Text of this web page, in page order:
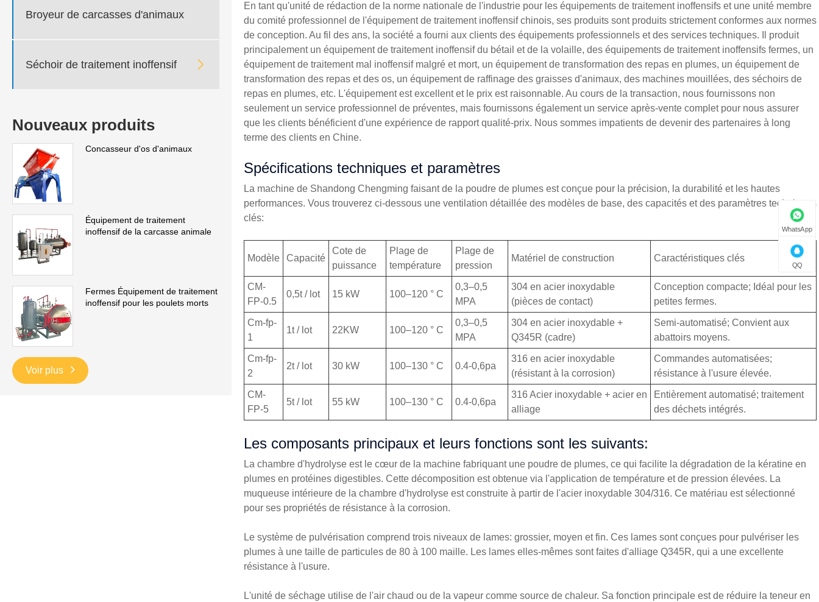
Broyeur de carcasses d'animaux
Séchoir de traitement inoffensif 
Nouveaux produits
Concasseur d'os d'animaux
Équipement de traitement
inoffensif de la carcasse animale
Fermes Équipement de traitement
inoffensif pour les poulets morts
Voir plus
En tant qu'unité de rédaction de la norme nationale de l'industrie pour les équipements de traitement inoffensifs et une unité membre
du comité professionnel de l'équipement de traitement inoffensif chinois, ses produits sont produits strictement conformes aux normes
de conception. Au fil des ans, la société a fourni aux clients des équipements professionnels et des services techniques. Il produit
principalement un équipement de traitement inoffensif du bétail et de la volaille, des équipements de traitement inoffensifs fermes, un
équipement de traitement mal inoffensif malgré et mort, un équipement de transformation des repas en plumes, un équipement de
transformation des repas et des os, un équipement de raffinage des graisses d'animaux, des machines mouillées, des séchoirs de
repas en plumes, etc. L'équipement est excellent et le prix est raisonnable. Au cours de la transaction, nous fournissons non
seulement un service professionnel de préventes, mais fournissons également un service après-vente complet pour nous assurer
que les clients bénéficient d'une expérience de rapport qualité-prix. Nous sommes impatients de devenir des partenaires à long
terme des clients en Chine.
Spécifications techniques et paramètres
La machine de Shandong Chengming faisant de la poudre de plumes est conçue pour la précision, la durabilité et les hautes
performances. Vous trouverez ci-dessous une ventilation détaillée des modèles de base, des capacités et des paramètres techniques
clés:
Modèle Capacité
Cote de
puissance
Plage de
température
Plage de
pression
Matériel de construction Caractéristiques clés
CM-
FP-0.5
0,5t / lot 15 kW 100–120 ° C
0,3–0,5
MPA
304 en acier inoxydable
(pièces de contact)
Conception compacte; Idéal pour les
petites fermes.
Cm-fp-
1
1t / lot 22KW 100–120 ° C
0,3–0,5
MPA
304 en acier inoxydable +
Q345R (cadre)
Semi-automatisé; Convient aux
abattoirs moyens.
Cm-fp-
2
2t / lot 30 kW 100–130 ° C 0.4-0,6pa
316 en acier inoxydable
(résistant à la corrosion)
Commandes automatisées;
résistance à l'usure élevée.
CM-
FP-5
5t / lot 55 kW 100–130 ° C 0.4-0,6pa
316 Acier inoxydable + acier en
alliage
Entièrement automatisé; traitement
des déchets intégrés.
Les composants principaux et leurs fonctions sont les suivants:
La chambre d'hydrolyse est le cœur de la machine fabriquant une poudre de plumes, ce qui facilite la dégradation de la kératine en
plumes en protéines digestibles. Cette décomposition est obtenue via l'application de température et de pression élevées. La
muqueuse intérieure de la chambre d'hydrolyse est construite à partir de l'acier inoxydable 304/316. Ce matériau est sélectionné
pour ses propriétés de résistance à la corrosion.
Le système de pulvérisation comprend trois niveaux de lames: grossier, moyen et fin. Ces lames sont conçues pour pulvériser les
plumes à une taille de particules de 80 à 100 maille. Les lames elles-mêmes sont faites d'alliage Q345R, qui a une excellente
résistance à l'usure.
L'unité de séchage utilise de l'air chaud ou de la vapeur comme source de chaleur. Sa fonction principale est de réduire la teneur en
WhatsApp
QQ